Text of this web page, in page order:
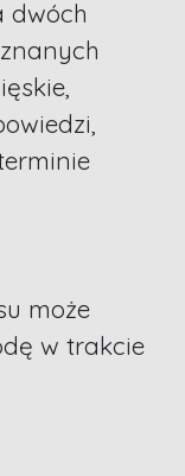
dwóch
może
w trakcie